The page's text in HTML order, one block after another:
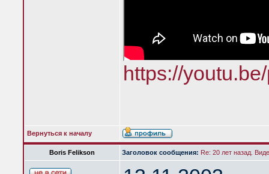
https://
Вернуться к началу
Boris Felikson Заголовок сообщения: Re: 20 лет назад.